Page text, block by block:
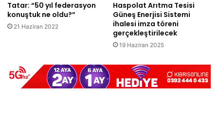
Tatar: “50 yıl federasyon
konuştuk ne oldu?”
21 Haziran 2022
Haspolat Arıtma Tesisi
Güneş Enerjisi Sistemi
ihalesi imza töreni
gerçekleştirilecek
19 Haziran 2025